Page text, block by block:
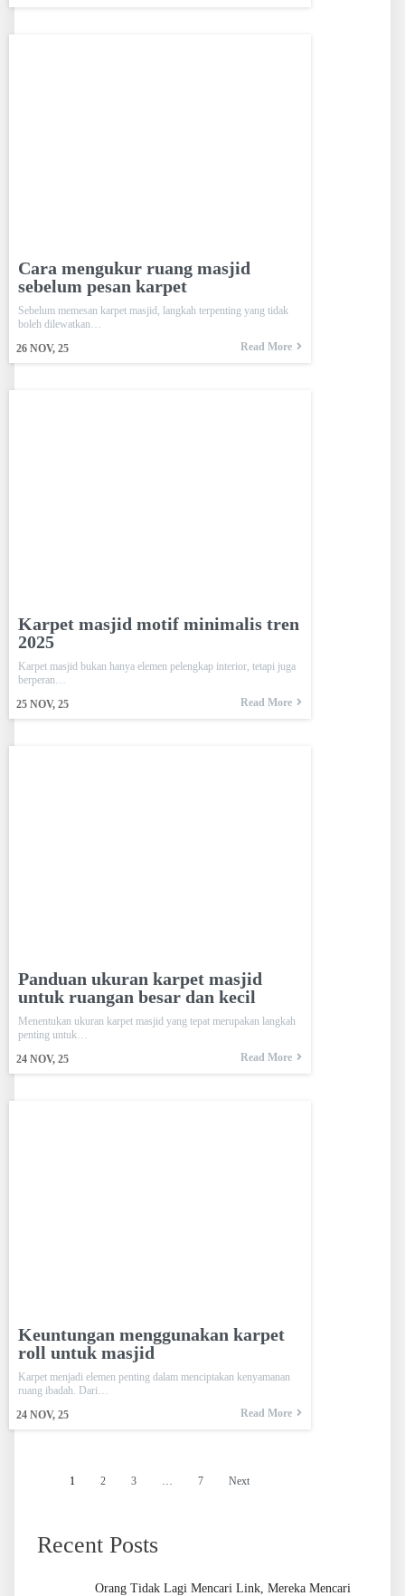
Cara mengukur ruang masjid
sebelum pesan karpet
26 NOV, 25
Sebelum memesan karpet masjid, langkah terpenting yang tidak
boleh dilewatkan…
Read More
Karpet masjid motif minimalis tren
2025
25 NOV, 25
Karpet masjid bukan hanya elemen pelengkap interior, tetapi juga
berperan…
Read More
Panduan ukuran karpet masjid
untuk ruangan besar dan kecil
24 NOV, 25
Menentukan ukuran karpet masjid yang tepat merupakan langkah
penting untuk…
Read More
Keuntungan menggunakan karpet
roll untuk masjid
24 NOV, 25
Karpet menjadi elemen penting dalam menciptakan kenyamanan
ruang ibadah. Dari…
Read More
1 2 3 … 7 Next
Recent Posts
Orang Tidak Lagi Mencari Link, Mereka Mencari